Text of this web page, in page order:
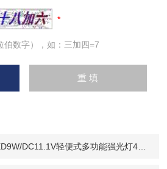
伯数字），如：三加四=7
轻便式多功能强光灯4.4Ah检修磁吸电量显示